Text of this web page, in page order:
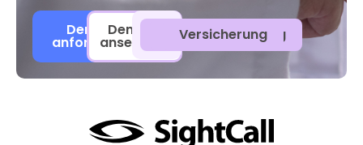
Demo
anfordern
Demo
ansehen Außendienst
Kundenbetreuung
Versicherung